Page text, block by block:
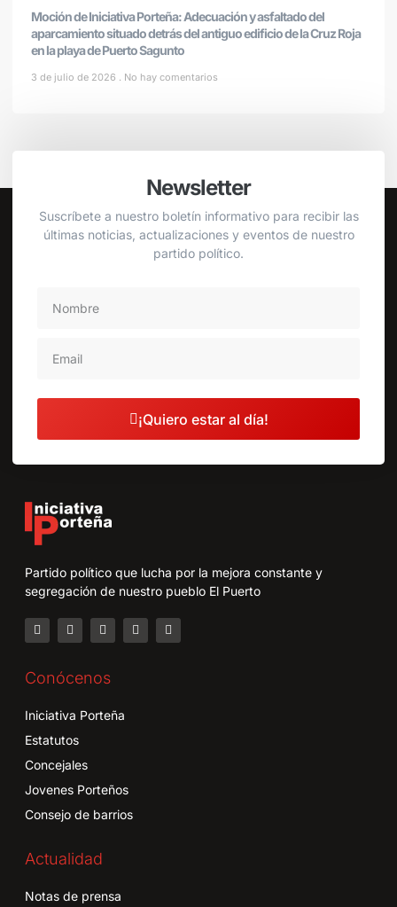
Moción de Iniciativa Porteña: Adecuación y asfaltado del
aparcamiento situado detrás del antiguo edificio de la Cruz Roja
en la playa de Puerto Sagunto
3 de julio de 2026 No hay comentarios
Newsletter
Suscríbete a nuestro boletín informativo para recibir las
últimas noticias, actualizaciones y eventos de nuestro
partido político.
¡Quiero estar al día!
Partido político que lucha por la mejora constante y
segregación de nuestro pueblo El Puerto
Conócenos
Iniciativa Porteña
Estatutos
Concejales
Jovenes Porteños
Consejo de barrios
Actualidad
Notas de prensa